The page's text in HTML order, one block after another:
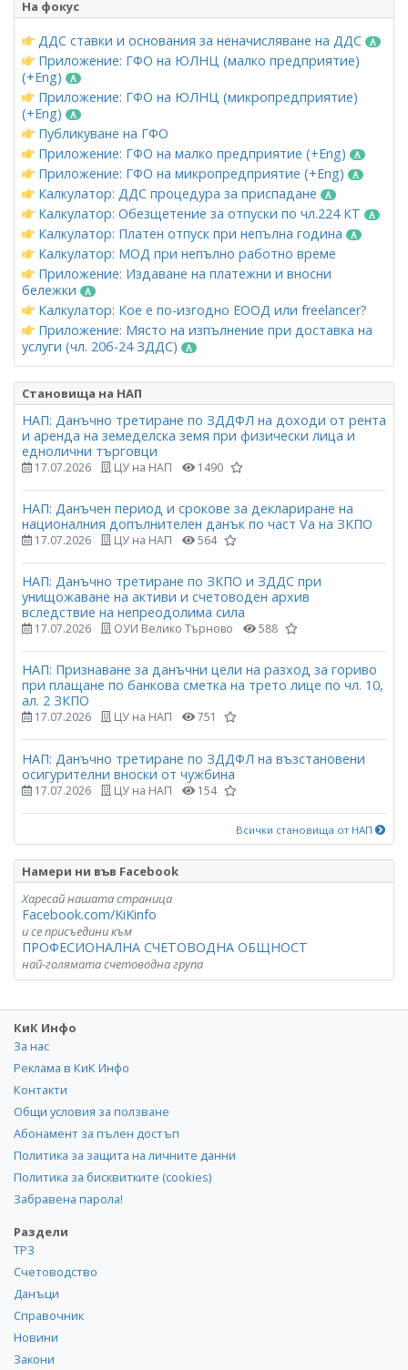
На фокус
ДДС ставки и основания за неначисляване на ДДС
Приложение: ГФО на ЮЛНЦ (малко предприятие)
(+Eng)
Приложение: ГФО на ЮЛНЦ (микропредприятие)
(+Eng)
Публикуване на ГФО
Приложение: ГФО на малко предприятие (+Eng)
Приложение: ГФО на микропредприятие (+Eng)
Калкулатор: ДДС процедура за приспадане
Калкулатор: Обезщетение за отпуски по чл.224 КТ
Калкулатор: Платен отпуск при непълна година
Калкулатор: МОД при непълно работно време
Приложение: Издаване на платежни и вносни
бележки
Калкулатор: Кое е по-изгодно ЕООД или freelancer?
Приложение: Място на изпълнение при доставка на
услуги (чл. 20б-24 ЗДДС)
Становища на НАП
НАП: Данъчно третиране по ЗДДФЛ на доходи от рента
и аренда на земеделска земя при физически лица и
еднолични търговци
17.07.2026 ЦУ на НАП 1490
НАП: Данъчен период и срокове за деклариране на
националния допълнителен данък по част Vа на ЗКПО
17.07.2026 ЦУ на НАП 564
НАП: Данъчно третиране по ЗКПО и ЗДДС при
унищожаване на активи и счетоводен архив
вследствие на непреодолима сила
17.07.2026 ОУИ Велико Търново 588
НАП: Признаване за данъчни цели на разход за гориво
при плащане по банкова сметка на трето лице по чл. 10,
ал. 2 ЗКПО
17.07.2026 ЦУ на НАП 751
НАП: Данъчно третиране по ЗДДФЛ на възстановени
осигурителни вноски от чужбина
17.07.2026 ЦУ на НАП 154
Всички становища от НАП
Намери ни във Facebook
Харесай нашата страница
Facebook.com/KiKinfo
и се присъедини към
ПРОФЕСИОНАЛНА СЧЕТОВОДНА ОБЩНОСТ
най-голямата счетоводна група
КиК Инфо
За нас
Реклама в КиК Инфо
Контакти
Общи условия за ползване
Абонамент за пълен достъп
Политика за защита на личните данни
Политика за бисквитките (cookies)
Забравена парола!
Раздели
ТРЗ
Счетоводство
Данъци
Справочник
Новини
Закони